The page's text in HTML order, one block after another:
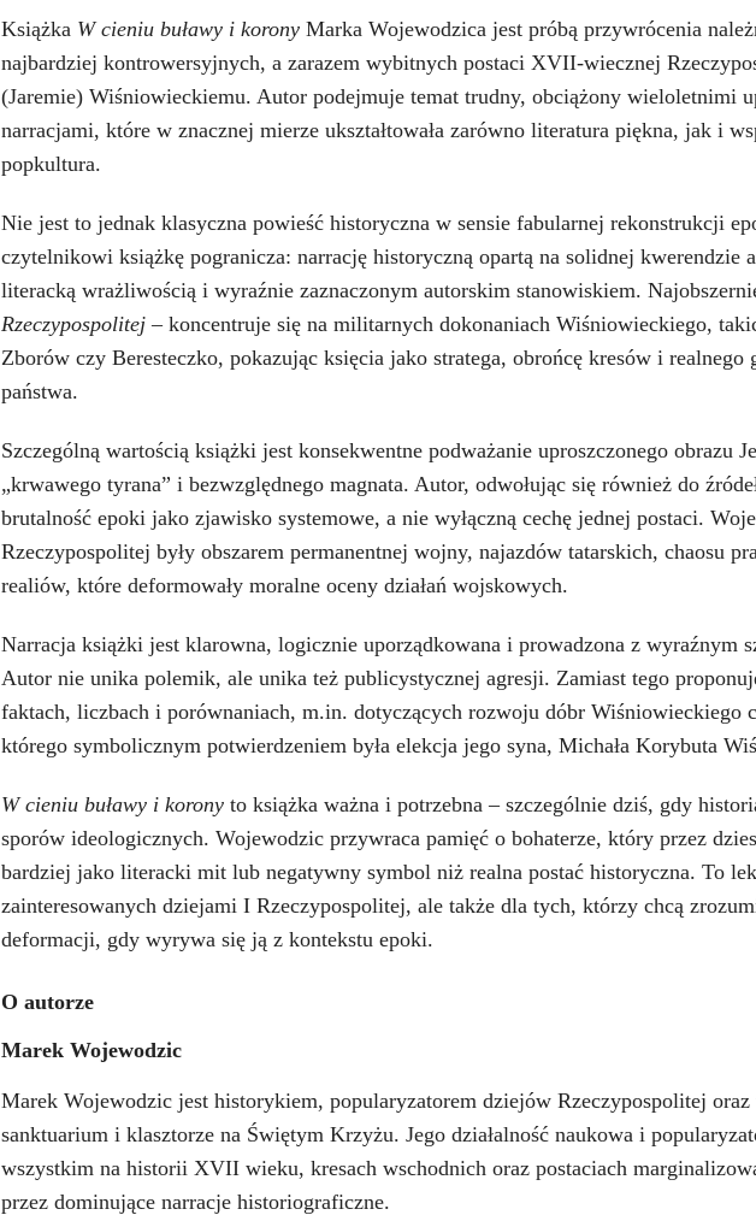
Książka W cieniu buławy i korony Marka Wojewodzica jest próbą przywrócenia
najbardziej kontrowersyjnych, a zarazem wybitnych postaci XVII-wiecznej
(Jaremie) Wiśniowieckiemu. Autor podejmuje temat trudny, obciążony wieloletnimi
narracjami, które w znacznej mierze ukształtowała zarówno literatura piękna, jak i
popkultura.
Nie jest to jednak klasyczna powieść historyczna w sensie fabularnej rekonstrukcji
czytelnikowi książkę pogranicza: narrację historyczną opartą na solidnej kwerendzie
literacką wrażliwością i wyraźnie zaznaczonym autorskim stanowiskiem.
Rzeczypospolitej – koncentruje się na militarnych dokonaniach Wiśniowieckiego,
Zborów czy Beresteczko, pokazując księcia jako stratega, obrońcę kresów i realnego
państwa.
Szczególną wartością książki jest konsekwentne podważanie uproszczonego obrazu
„krwawego tyrana” i bezwzględnego magnata. Autor, odwołując się również do
brutalność epoki jako zjawisko systemowe, a nie wyłączną cechę jednej postaci.
Rzeczypospolitej były obszarem permanentnej wojny, najazdów tatarskich, chaosu
realiów, które deformowały moralne oceny działań wojskowych.
Narracja książki jest klarowna, logicznie uporządkowana i prowadzona z wyraźnym
Autor nie unika polemik, ale unika też publicystycznej agresji. Zamiast tego
faktach, liczbach i porównaniach, m.in. dotyczących rozwoju dóbr Wiśniowieckiego
którego symbolicznym potwierdzeniem była elekcja jego syna, Michała Korybuta
W cieniu buławy i korony to książka ważna i potrzebna – szczególnie dziś, gdy
sporów ideologicznych. Wojewodzic przywraca pamięć o bohaterze, który przez
bardziej jako literacki mit lub negatywny symbol niż realna postać historyczna. To
zainteresowanych dziejami I Rzeczypospolitej, ale także dla tych, którzy chcą
deformacji, gdy wyrywa się ją z kontekstu epoki.
O autorze
Marek Wojewodzic
Marek Wojewodzic jest historykiem, popularyzatorem dziejów Rzeczypospolitej
sanktuarium i klasztorze na Świętym Krzyżu. Jego działalność naukowa i
wszystkim na historii XVII wieku, kresach wschodnich oraz postaciach
przez dominujące narracje historiograficzne.